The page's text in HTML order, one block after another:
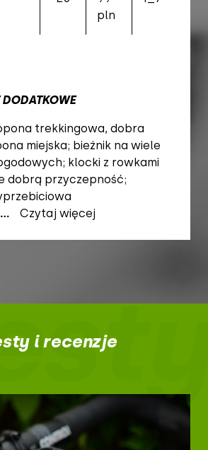
pln
trekkingowa, dobra
miejska; bieżnik na wiele
klocki z rowkami
dobrą przyczepność;
... Czytaj więcej
i recenzje